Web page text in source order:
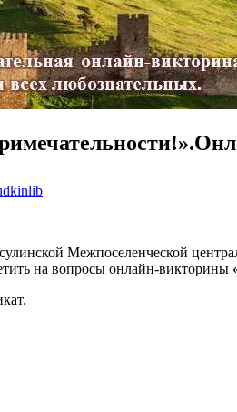
Межпоселенческой
на вопросы онлайн-викторины